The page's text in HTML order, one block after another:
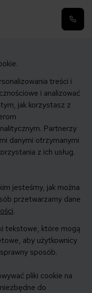
treści i
i analizować
jak korzystasz z
Partnerzy
danymi otrzymanymi
z ich usług.
jesteśmy, jak można
przetwarzamy dane
.
tekstowe, które mogą
aby użytkownicy
sposób.
pliki cookie na
do